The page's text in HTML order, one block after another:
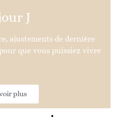
J
ajustements de dernière
que vous puissiez vivre
plus